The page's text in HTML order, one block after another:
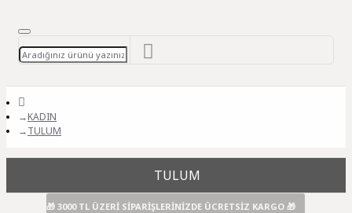
KADIN
TULUM
TULUM
🎁 3000 TL ÜZERİ SİPARİŞLERİNİZDE ÜCRETSİZ KARGO 🎁